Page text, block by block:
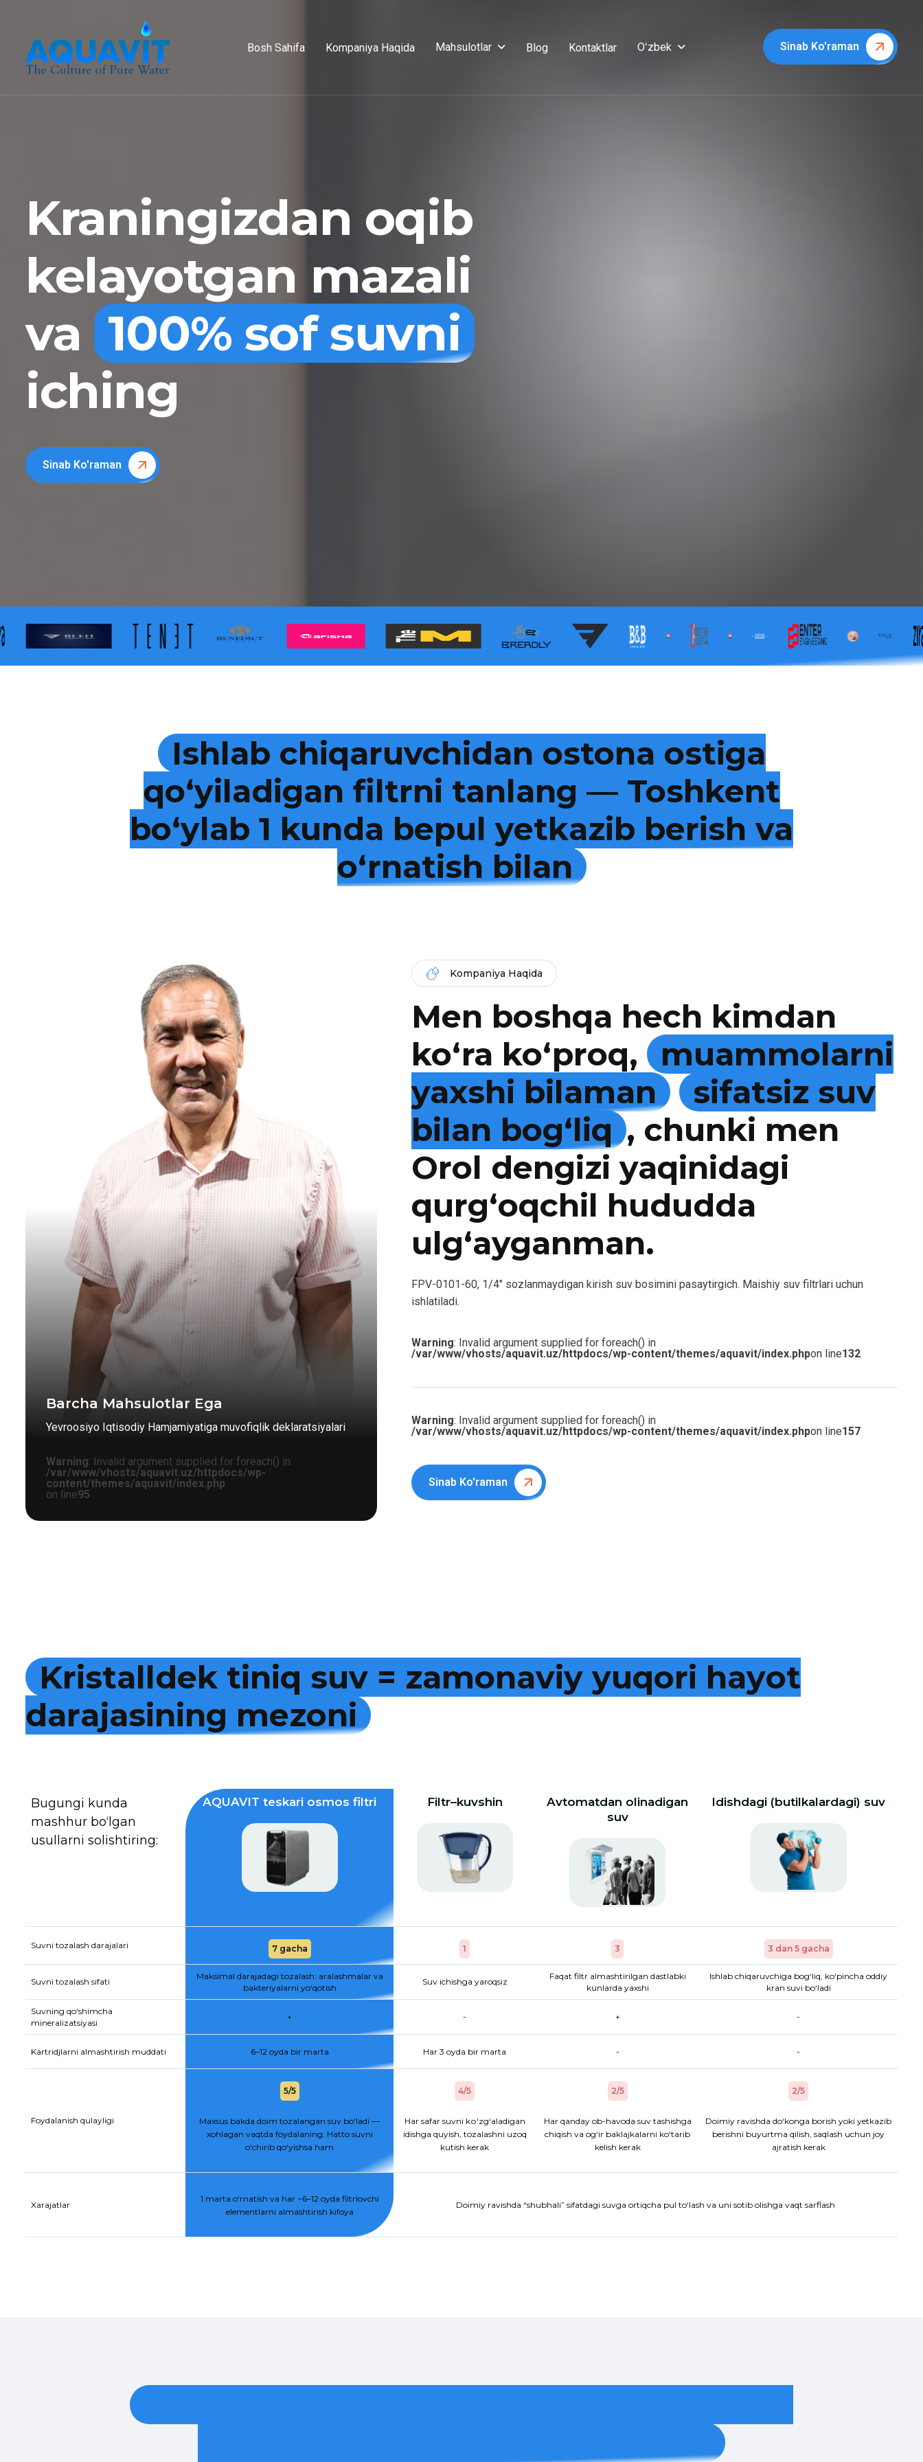
Bosh Sahifa Kompaniya Haqida Mahsulotlar Blog Kontaktlar Oʻzbek Sinab Ko'raman
Kraningizdan oqib
kelayotgan mazali
va 100% sof suvni
iching
Sinab Ko'raman
Ishlab chiqaruvchidan ostona ostiga
qo‘yiladigan filtrni tanlang — Toshkent
bo‘ylab 1 kunda bepul yetkazib berish va
o‘rnatish bilan
Barcha Mahsulotlar Ega
Yevroosiyo Iqtisodiy Hamjamiyatiga muvofiqlik deklaratsiyalari
Warning: Invalid argument supplied for foreach() in
/var/www/vhosts/aquavit.uz/httpdocs/wp-
content/themes/aquavit/index.php
on line95
Kompaniya Haqida
Men boshqa hech kimdan
ko‘ra ko‘proq,
muammolarni
yaxshi bilaman
sifatsiz suv
bilan bog‘liq , chunki men
Orol dengizi yaqinidagi
qurg‘oqchil hududda
ulg‘ayganman.
FPV-0101-60, 1/4″ sozlanmaydigan kirish suv bosimini pasaytirgich. Maishiy suv filtrlari uchun
ishlatiladi.
Warning: Invalid argument supplied for foreach() in
/var/www/vhosts/aquavit.uz/httpdocs/wp-content/themes/aquavit/index.phpon line132
Warning: Invalid argument supplied for foreach() in
/var/www/vhosts/aquavit.uz/httpdocs/wp-content/themes/aquavit/index.phpon line157
Sinab Ko'raman
Kristalldek tiniq suv = zamonaviy yuqori hayot
darajasining mezoni
Bugungi kunda
mashhur bo‘lgan
usullarni solishtiring:
AQUAVIT teskari osmos filtri Filtr–kuvshin
Avtomatdan olinadigan
suv
Idishdagi (butilkalardagi) suv
Suvni tozalash darajalari 7 gacha 1 3 3 dan 5 gacha
Suvni tozalash sifati
Maksimal darajadagi tozalash: aralashmalar va
bakteriyalarni yo‘qotish
Suv ichishga yaroqsiz
Faqat filtr almashtirilgan dastlabki
kunlarda yaxshi
Ishlab chiqaruvchiga bog‘liq, ko‘pincha oddiy
kran suvi bo‘ladi
Suvning qo‘shimcha
mineralizatsiyasi
+ - + -
Kartridjlarni almashtirish muddati 6–12 oyda bir marta Har 3 oyda bir marta - -
Foydalanish qulayligi
5/5
Maxsus bakda doim tozalangan suv bo‘ladi —
xohlagan vaqtda foydalaning. Hatto suvni
o‘chirib qo‘yishsa ham
4/5
Har safar suvni kо‘zg‘aladigan
idishga quyish, tozalashni uzoq
kutish kerak
2/5
Har qanday ob-havoda suv tashishga
chiqish va og‘ir baklajkalarni ko‘tarib
kelish kerak
2/5
Doimiy ravishda do‘konga borish yoki yetkazib
berishni buyurtma qilish, saqlash uchun joy
ajratish kerak
Xarajatlar
1 marta o‘rnatish va har ~6–12 oyda filtrlovchi
elementlarni almashtirish kifoya
Doimiy ravishda “shubhali” sifatdagi suvga ortiqcha pul to‘lash va uni sotib olishga vaqt sarflash